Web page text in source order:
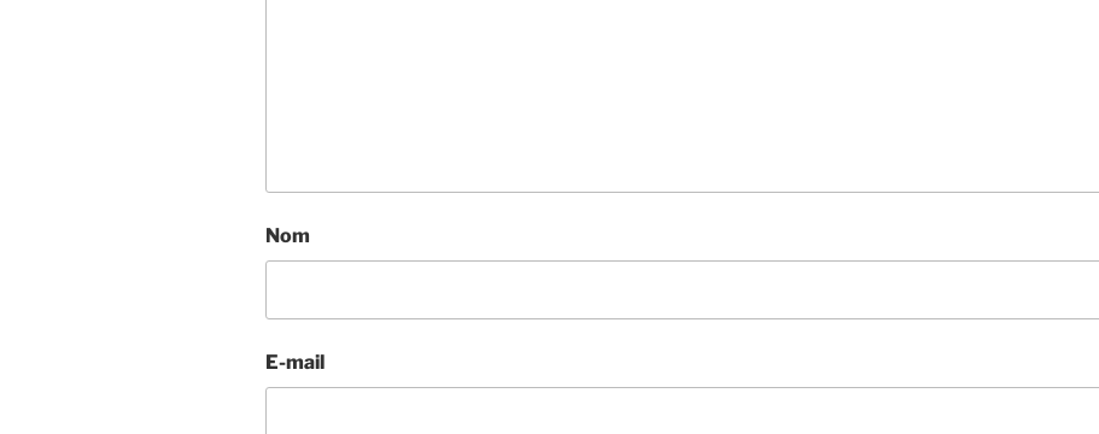
Nom
E-mail